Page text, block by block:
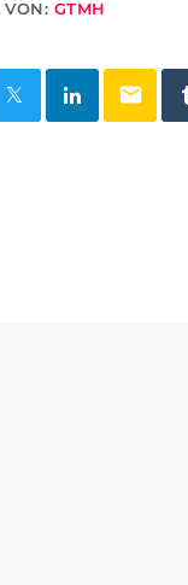
VON: GTMH
email